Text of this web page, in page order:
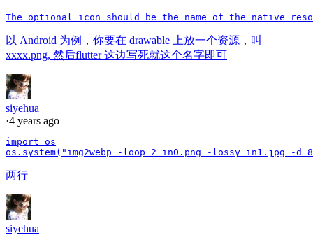
以 Android 为例，你要在 drawable 上放一个资源，叫
xxxx.png, 然后flutter 这边写死就这个名字即可
siyehua
·4 years ago
import os
两行
siyehua